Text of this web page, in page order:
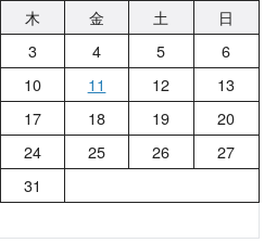
木 金 土
日
3 4 5
6
10 11 12
13
17 18 19
20
24 25 26
27
31